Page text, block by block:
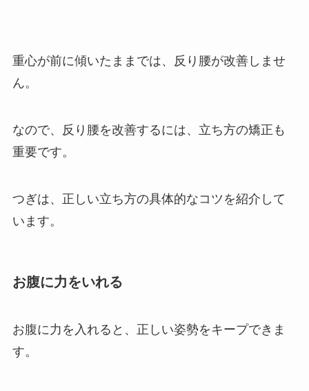
重心が前に傾いたままでは、反り腰が改善しませ
ん。
なので、反り腰を改善するには、立ち方の矯正も
重要です。
つぎは、正しい立ち方の具体的なコツを紹介して
います。
お腹に力をいれる
お腹に力を入れると、正しい姿勢をキープできま
す。